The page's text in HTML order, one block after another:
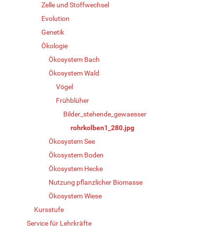
Zelle und Stoffwechsel
Evolution
Genetik
Ökologie
Ökosystem Bach
Ökosystem Wald
Vögel
Frühblüher
Bilder_stehende_gewaesser
rohrkolben1_280.jpg
Ökosystem See
Ökosystem Boden
Ökosystem Hecke
Nutzung pflanzlicher Biomasse
Ökosystem Wiese
Kursstufe
Service für Lehrkräfte